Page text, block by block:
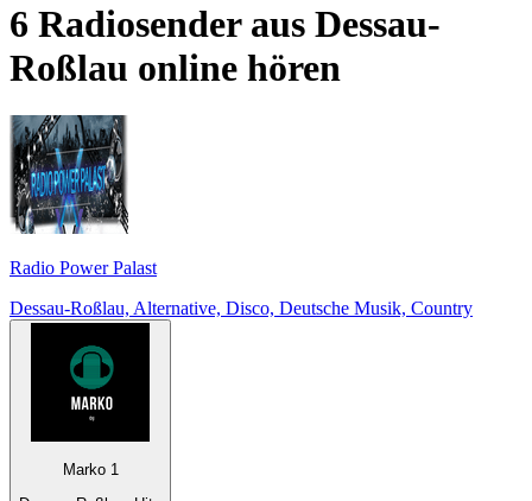
6 Radiosender aus Dessau-
Roßlau online hören
Radio Power Palast
Dessau-Roßlau, Alternative, Disco, Deutsche Musik, Country
Marko 1